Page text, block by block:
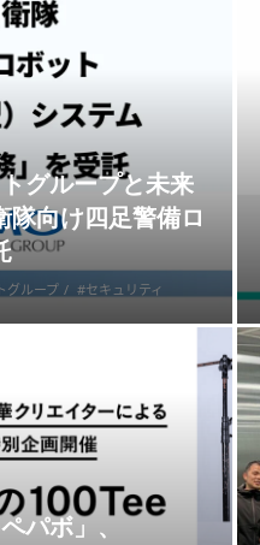
グループと未来
隊向け四足警備ロ
グループ #セキュリティ
パボ」、